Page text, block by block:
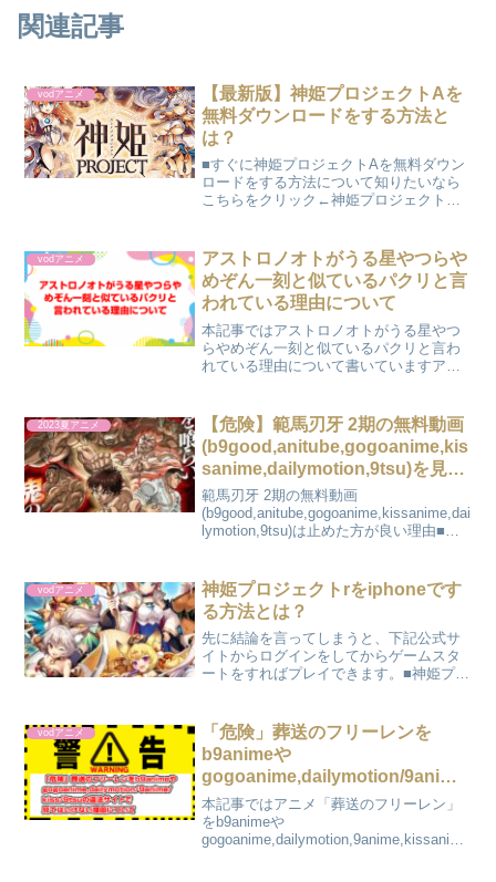
関連記事
vodアニメ
【最新版】神姫プロジェクトAを
無料ダウンロードをする方法と
は？
■すぐに神姫プロジェクトAを無料ダウン
ロードをする方法について知りたいなら
こちらをクリック←神姫プロジェクトの
馴染のアリサが、英霊や神姫に出会い世
界を救うという物語とな...
vodアニメ
アストロノオトがうる星やつらや
めぞん一刻と似ているパクリと言
われている理由について
本記事ではアストロノオトがうる星やつ
らやめぞん一刻と似ているパクリと言わ
れている理由について書いていますアス
2023夏アニメ
【危険】範馬刃牙 2期の無料動画
(b9good,anitube,gogoanime,kis
sanime,dailymotion,9tsu)を見な
い方が良い理由について
範馬刃牙 2期の無料動画
(b9good,anitube,gogoanime,kissanime,dai
lymotion,9tsu)は止めた方が良い理由■範
範馬刃牙 2...
vodアニメ
神姫プロジェクトrをiphoneです
る方法とは？
先に結論を言ってしまうと、下記公式サ
イトからログインをしてからゲームスタ
ートをすればプレイできます。■神姫プロ
とめグラフィックがとても良いかわいい
ちびキャラ(SD)...
vodアニメ
「危険」葬送のフリーレンを
b9animeや
gogoanime,dailymotion/9anime/
kiss/9tsuの違法サイトで見ては
いけない理由について
本記事ではアニメ「葬送のフリーレン」
をb9animeや
gogoanime,dailymotion,9anime,kissanime